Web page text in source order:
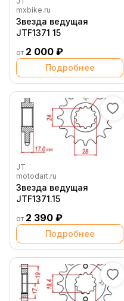
mxbike.ru
Звезда ведущая
JTF1371 15
от 2 000 ₽
Подробнее
JT
motodart.ru
Звезда ведущая
JTF1371.15
от 2 390 ₽
Подробнее